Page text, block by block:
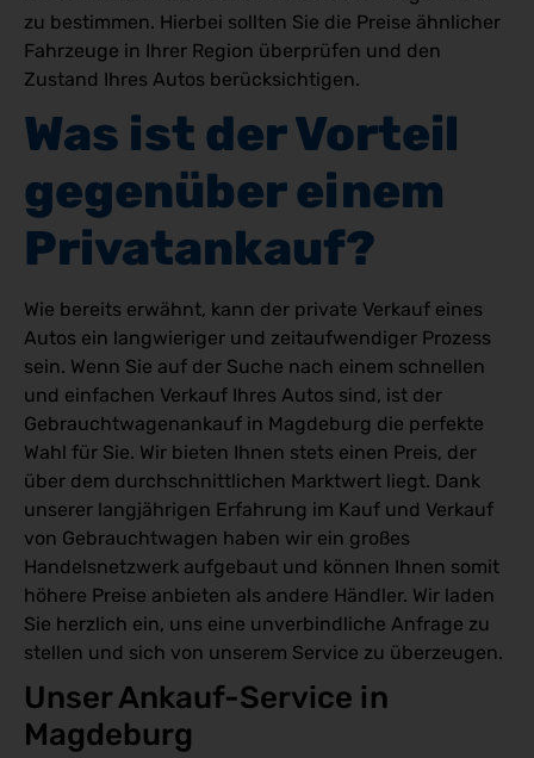
zu bestimmen. Hierbei sollten Sie die Preise ähnlicher
Fahrzeuge in Ihrer Region überprüfen und den
Zustand Ihres Autos berücksichtigen.
Was ist der Vorteil
gegenüber einem
Privatankauf?
Wie bereits erwähnt, kann der private Verkauf eines
Autos ein langwieriger und zeitaufwendiger Prozess
sein. Wenn Sie auf der Suche nach einem schnellen
und einfachen Verkauf Ihres Autos sind, ist der
Gebrauchtwagenankauf in Magdeburg die perfekte
Wahl für Sie. Wir bieten Ihnen stets einen Preis, der
über dem durchschnittlichen Marktwert liegt. Dank
unserer langjährigen Erfahrung im Kauf und Verkauf
von Gebrauchtwagen haben wir ein großes
Handelsnetzwerk aufgebaut und können Ihnen somit
höhere Preise anbieten als andere Händler. Wir laden
Sie herzlich ein, uns eine unverbindliche Anfrage zu
stellen und sich von unserem Service zu überzeugen.
Unser Ankauf-Service in
Magdeburg